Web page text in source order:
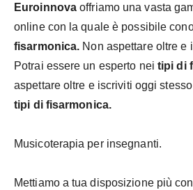
Euroinnova offriamo una vasta
online con la quale è possibile
fisarmonica. Non aspettare oltre e
Potrai essere un esperto nei tipi di
aspettare oltre e iscriviti oggi
tipi di fisarmonica.
Musicoterapia per insegnanti.
Mettiamo a tua disposizione più